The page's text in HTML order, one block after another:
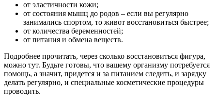
от эластичности кожи;
от состояния мышц до родов – если вы регулярно
занимались спортом, то живот восстановиться быстрее;
от количества беременностей;
от питания и обмена веществ.
Подробнее прочитать, через сколько восстановиться фигура,
можно тут. Будьте готовы, что вашему организму потребуется
помощь, а значит, придется и за питанием следить, и зарядку
делать регулярно, и специальные косметические процедуры
проводить.